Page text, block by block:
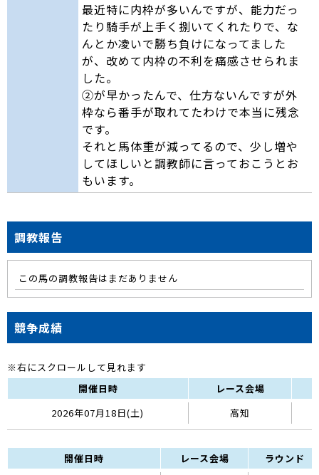
最近特に内枠が多いんですが、能力だっ
たり騎手が上手く捌いてくれたりで、な
んとか凌いで勝ち負けになってました
が、改めて内枠の不利を痛感させられま
した。
②が早かったんで、仕方ないんですが外
枠なら番手が取れてたわけで本当に残念
です。
それと馬体重が減ってるので、少し増や
してほしいと調教師に言っておこうとお
もいます。
調教報告
この馬の調教報告はまだありません
競争成績
開催日時 レース会場
2026年07月18日(土)
高知
開催日時 レース会場
ラウンド